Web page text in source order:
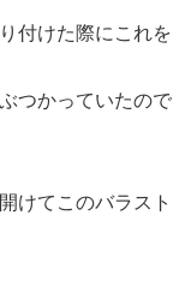
付けた際にこれを
つかっていたので
けてこのバラスト